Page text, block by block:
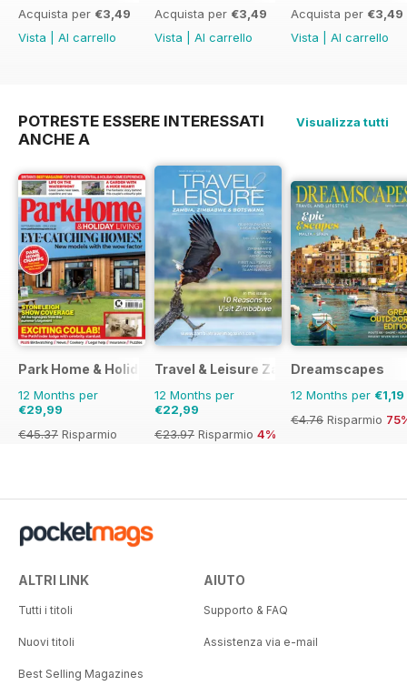
Acquista per €3,49
Vista
Al carrello
Acquista per €3,49
Vista
Al carrello
Acquista per €3,49
Vista
Al carrello
POTRESTE ESSERE INTERESSATI
ANCHE A
Visualizza tutti
Park Home & Holiday Living
12 Months per
€29,99
€45.37 Risparmio
Travel & Leisure Zambia & Zimbabwe
12 Months per
€22,99
€23.97 Risparmio 4%
Dreamscapes
12 Months per €1,19
€4.76 Risparmio
ALTRI LINK
Tutti i titoli
Nuovi titoli
Best Selling Magazines
AIUTO
Supporto & FAQ
Assistenza via e-mail